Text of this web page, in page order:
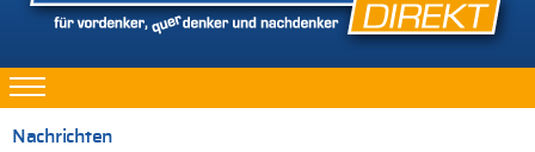
Nachrichten